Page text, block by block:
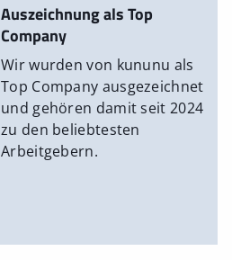
Auszeichnung als Top
Company
Wir wurden von kununu als
Top Company ausgezeichnet
und gehören damit seit 2024
zu den beliebtesten
Arbeitgebern.